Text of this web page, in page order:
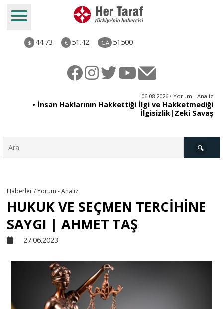
$ 44.73 € 51.42 GA 51500
06.08.2026 • Yorum - Analiz
• İnsan Haklarının Hakkettiği İlgi ve Hakketmediği
İlgisizlik|Zeki Savaş
Derkenar
Kültür - Sanat
Haberler / Yorum - Analiz
HUKUK VE SEÇMEN TERCİHİNE
SAYGI | AHMET TAŞ
27.06.2023